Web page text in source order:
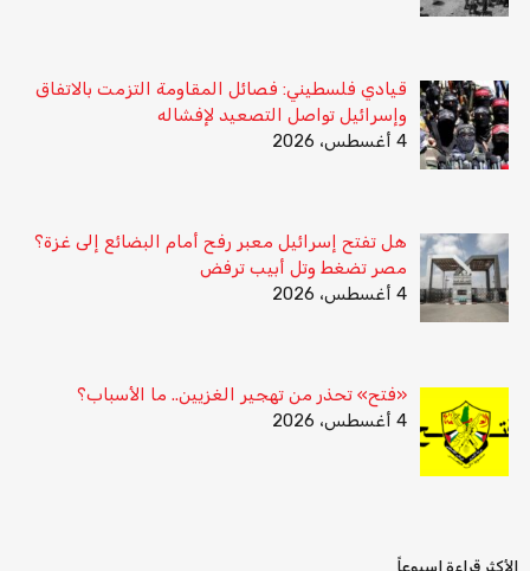
قيادي فلسطيني: فصائل المقاومة التزمت بالاتفاق
وإسرائيل تواصل التصعيد لإفشاله
4 أغسطس، 2026
هل تفتح إسرائيل معبر رفح أمام البضائع إلى غزة؟
مصر تضغط وتل أبيب ترفض
4 أغسطس، 2026
«فتح» تحذر من تهجير الغزيين.. ما الأسباب؟
4 أغسطس، 2026
الأكثر قراءة اسبوعاً